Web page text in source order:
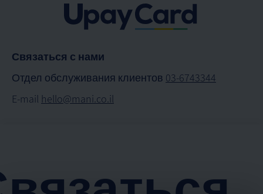
Связаться с нами
Отдел обслуживания клиентов 03-6743344
E-mail hello@mani.co.il
О нас